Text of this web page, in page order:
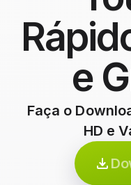
e
Faça o
HD e